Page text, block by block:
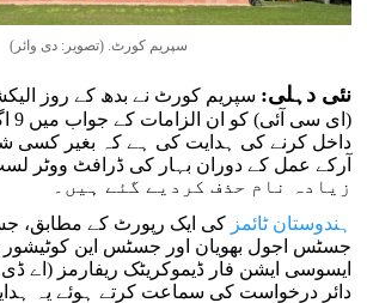
سپریم کورٹ. (تصویر: دی وائر)
نئی دہلی: سپریم کورٹ نے بدھ کے روز
داخل کرنے کی ہدایت کی ہے کہ بغیر کسی
زیادہ نام حذف کردیے گئے ہیں۔
ہندوستان ٹائمز کی ایک رپورٹ کے مطابق،
جسٹس اجول بھویان اور جسٹس این کوٹیشور
ایسوسی ایشن فار ڈیموکریٹک ریفارمز (اے
دائر درخواست کی سماعت کرتے ہوئے یہ